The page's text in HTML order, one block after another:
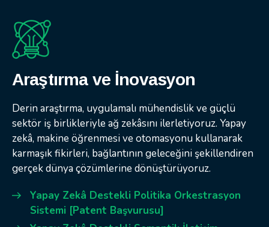
Araştırma ve İnovasyon
Derin araştırma, uygulamalı mühendislik ve güçlü
sektör iş birlikleriyle ağ zekâsını ilerletiyoruz. Yapay
zekâ, makine öğrenmesi ve otomasyonu kullanarak
karmaşık fikirleri, bağlantının geleceğini şekillendiren
gerçek dünya çözümlerine dönüştürüyoruz.
Yapay Zekâ Destekli Politika Orkestrasyon
Sistemi [Patent Başvurusu]